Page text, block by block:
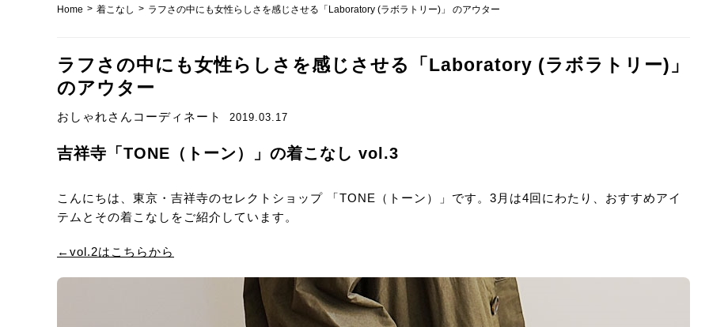
Home > 着こなし > ラフさの中にも女性らしさを感じさせる「Laboratory (ラボラトリー)」 のアウター
ラフさの中にも女性らしさを感じさせる「Laboratory (ラボラトリー)」
のアウター
おしゃれさんコーディネート 2019.03.17
吉祥寺「TONE（トーン）」の着こなし vol.3
こんにちは、東京・吉祥寺のセレクトショップ 「TONE（トーン）」です。3月は4回にわたり、おすすめアイ
テムとその着こなしをご紹介しています。
←vol.2はこちらから